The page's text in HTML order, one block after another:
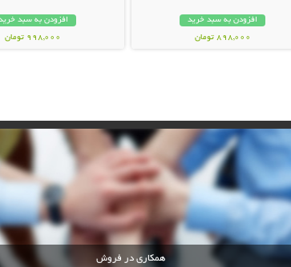
افزودن به سبد خرید
898,000 تومان
افزودن به سبد
998,000 تومان
همکاری در فروش